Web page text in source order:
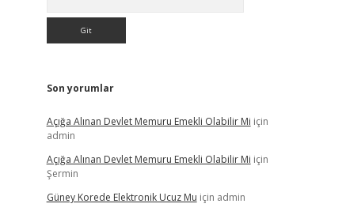
Son yorumlar
Açığa Alınan Devlet Memuru Emekli Olabilir Mi için
admin
Açığa Alınan Devlet Memuru Emekli Olabilir Mi için
Şermin
Güney Korede Elektronik Ucuz Mu için admin